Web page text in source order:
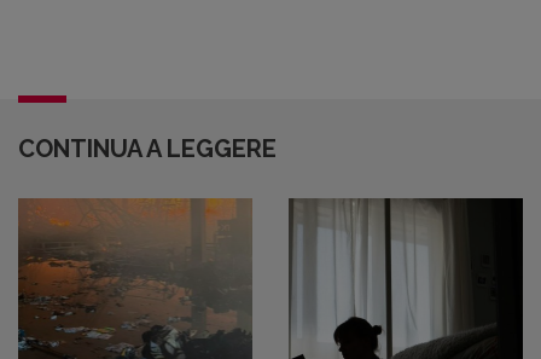
CONTINUA A LEGGERE